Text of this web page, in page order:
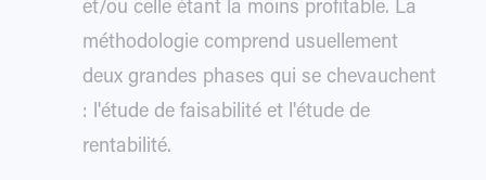
et/ou celle étant la moins profitable. La
méthodologie comprend usuellement
deux grandes phases qui se chevauchent
: l'étude de faisabilité et l'étude de
rentabilité.